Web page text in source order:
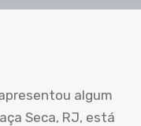
algum
Seca, RJ, está